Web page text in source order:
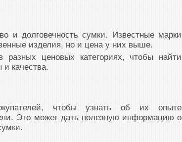
и долговечность сумки. Известные марки
изделия, но и цена у них выше.
разных ценовых категориях, чтобы найти
качества.
чтобы узнать об их опыте
Это может дать полезную информацию о